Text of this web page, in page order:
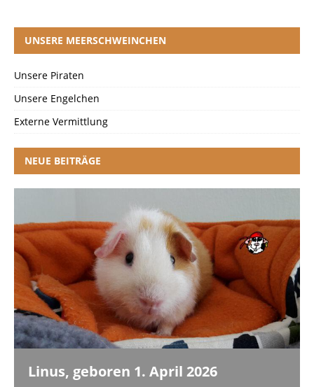
UNSERE MEERSCHWEINCHEN
Unsere Piraten
Unsere Engelchen
Externe Vermittlung
NEUE BEITRÄGE
Linus, geboren 1. April 2026